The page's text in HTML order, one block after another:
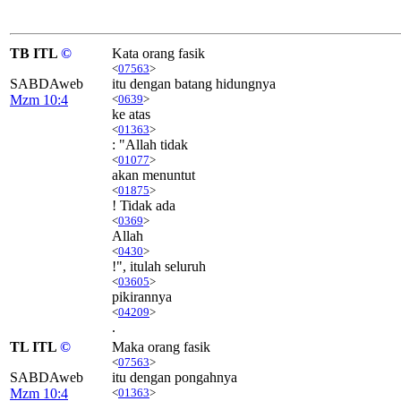
TB ITL ©
SABDAweb
Mzm 10:4
Kata orang fasik
<07563>
itu dengan batang hidungnya
<0639>
ke atas
<01363>
: "Allah tidak
<01077>
akan menuntut
<01875>
! Tidak ada
<0369>
Allah
<0430>
!", itulah seluruh
<03605>
pikirannya
<04209>
.
TL ITL ©
SABDAweb
Mzm 10:4
Maka orang fasik
<07563>
itu dengan pongahnya
<01363>